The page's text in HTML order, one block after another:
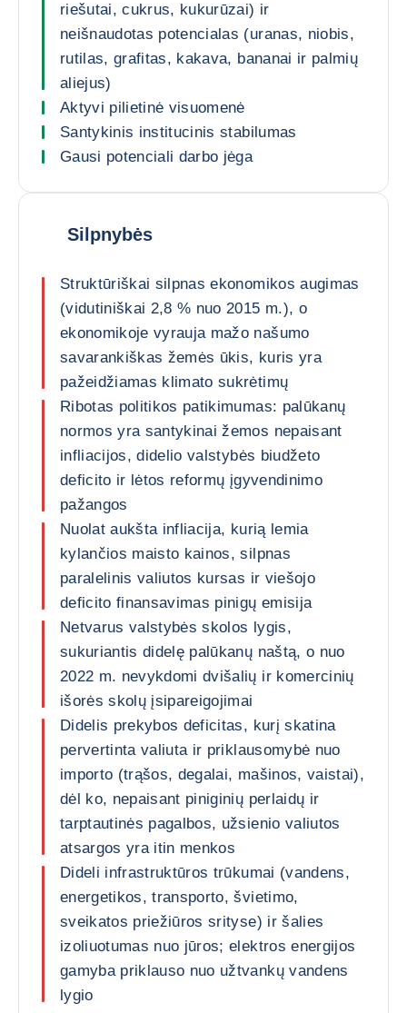
riešutai, cukrus, kukurūzai) ir
neišnaudotas potencialas (uranas, niobis,
rutilas, grafitas, kakava, bananai ir palmių
aliejus)
Aktyvi pilietinė visuomenė
Santykinis institucinis stabilumas
Gausi potenciali darbo jėga
Silpnybės
Struktūriškai silpnas ekonomikos augimas
(vidutiniškai 2,8 % nuo 2015 m.), o
ekonomikoje vyrauja mažo našumo
savarankiškas žemės ūkis, kuris yra
pažeidžiamas klimato sukrėtimų
Ribotas politikos patikimumas: palūkanų
normos yra santykinai žemos nepaisant
infliacijos, didelio valstybės biudžeto
deficito ir lėtos reformų įgyvendinimo
pažangos
Nuolat aukšta infliacija, kurią lemia
kylančios maisto kainos, silpnas
paralelinis valiutos kursas ir viešojo
deficito finansavimas pinigų emisija
Netvarus valstybės skolos lygis,
sukuriantis didelę palūkanų naštą, o nuo
2022 m. nevykdomi dvišalių ir komercinių
išorės skolų įsipareigojimai
Didelis prekybos deficitas, kurį skatina
pervertinta valiuta ir priklausomybė nuo
importo (trąšos, degalai, mašinos, vaistai),
dėl ko, nepaisant piniginių perlaidų ir
tarptautinės pagalbos, užsienio valiutos
atsargos yra itin menkos
Dideli infrastruktūros trūkumai (vandens,
energetikos, transporto, švietimo,
sveikatos priežiūros srityse) ir šalies
izoliuotumas nuo jūros; elektros energijos
gamyba priklauso nuo užtvankų vandens
lygio